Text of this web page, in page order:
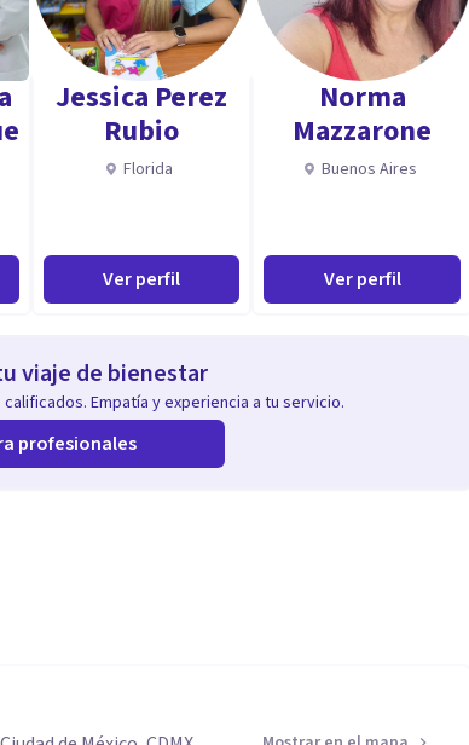
Jessica Perez
Rubio
Florida
Ver perfil
Norma
Mazzarone
Buenos Aires
Ver perfil
viaje de bienestar
Empatía y experiencia a tu servicio.
profesionales